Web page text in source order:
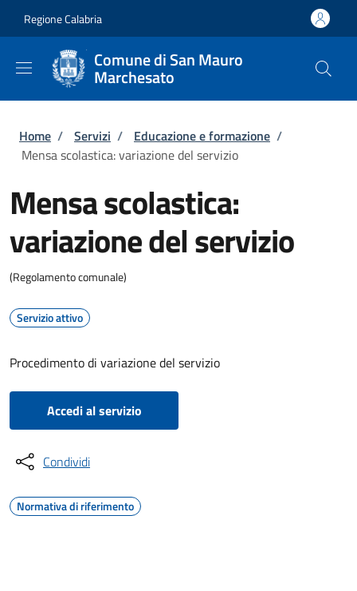
Regione Calabria
Comune di San Mauro
Marchesato
Briciole di pane
Home / Servizi / Educazione e formazione /
Mensa scolastica: variazione del servizio
Mensa scolastica:
variazione del servizio
(Regolamento comunale)
Servizio attivo
Procedimento di variazione del servizio
Accedi al servizio
Condividi
Normativa di riferimento